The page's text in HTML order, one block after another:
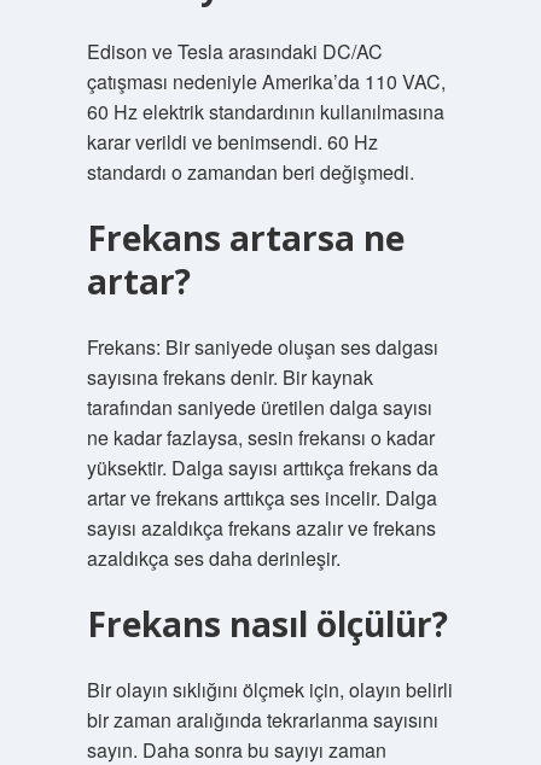
Edison ve Tesla arasındaki DC/AC
çatışması nedeniyle Amerika’da 110 VAC,
60 Hz elektrik standardının kullanılmasına
karar verildi ve benimsendi. 60 Hz
standardı o zamandan beri değişmedi.
Frekans artarsa ne
artar?
Frekans: Bir saniyede oluşan ses dalgası
sayısına frekans denir. Bir kaynak
tarafından saniyede üretilen dalga sayısı
ne kadar fazlaysa, sesin frekansı o kadar
yüksektir. Dalga sayısı arttıkça frekans da
artar ve frekans arttıkça ses incelir. Dalga
sayısı azaldıkça frekans azalır ve frekans
azaldıkça ses daha derinleşir.
Frekans nasıl ölçülür?
Bir olayın sıklığını ölçmek için, olayın belirli
bir zaman aralığında tekrarlanma sayısını
sayın. Daha sonra bu sayıyı zaman